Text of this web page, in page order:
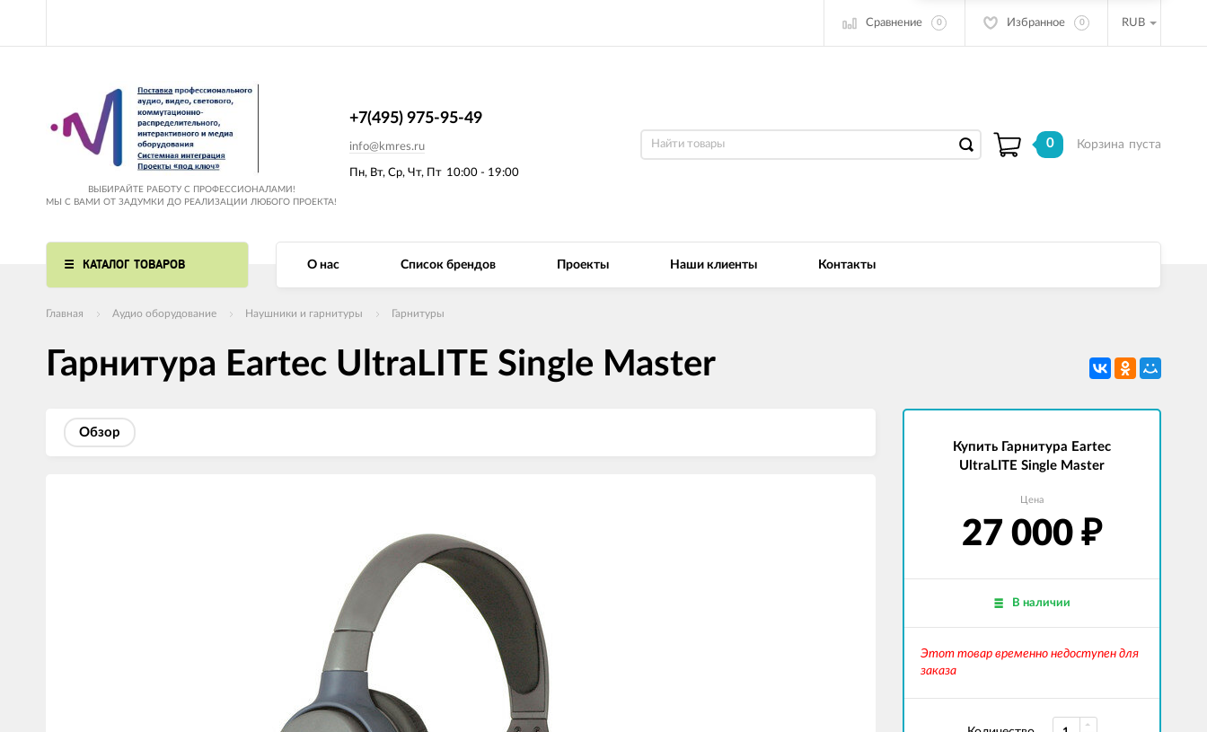
Сравнение 0 Избранное 0 RUB
ВЫБИРАЙТЕ РАБОТУ С ПРОФЕССИОНАЛАМИ!
МЫ С ВАМИ ОТ ЗАДУМКИ ДО РЕАЛИЗАЦИИ ЛЮБОГО ПРОЕКТА!
Пн, Вт, Ср, Чт, Пт 10:00 - 19:00
+7(495) 975-95-49
info@kmres.ru 0 Корзина пуста
КАТАЛОГ ТОВАРОВ О нас Список брендов Проекты Наши клиенты Контакты
Главная Аудио оборудование Наушники и гарнитуры Гарнитуры
Гарнитура Eartec UltraLITE Single Master
Обзор
Купить Гарнитура Eartec
UltraLITE Single Master
Цена
27 000 ₽
В наличии
Этот товар временно недоступен для
заказа